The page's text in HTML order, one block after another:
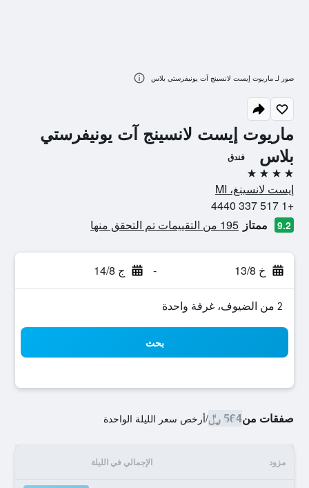
ماريوت إيست لانسينج آت يونيفرستي
بلاس
فندق
4 نجوم
إيست لانسينغ، MI
+1 517 337 4440
9.2 ممتاز 195 من التقييمات تم التحقق منها
خ 13/8 - ج 14/8
2 من الضيوف، غرفة واحدة
بحث
صفقات من564 ﷼ /أرخص سعر الليلة الواحدة
مزود الإجمالي في الليلة
صور لـ ماريوت إيست لانسينج آت يونيفرستي بلاس